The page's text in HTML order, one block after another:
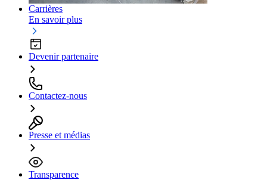
Carrières
En savoir plus
Devenir partenaire
Contactez-nous
Presse et médias
Transparence